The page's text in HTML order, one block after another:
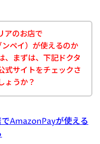
アのお店で
ペイ）が使えるのか
、まずは、下記ドクタ
式サイトをチェックさ
ょうか？
AmazonPayが使える